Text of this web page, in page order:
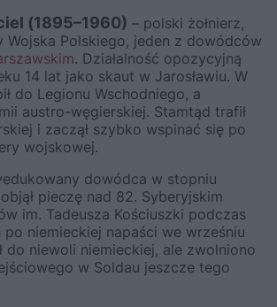
(1895–1960) – polski żołnierz,
Wojska Polskiego, jeden z dowódców
. Działalność opozycyjną
14 lat jako skaut w Jarosławiu. W
do Legionu Wschodniego, a
austro-węgierskiej. Stamtąd trafił
i zaczął szybko wspinać się po
wojskowej.
dowódca w stopniu
pieczę nad 82. Syberyjskim
im. Tadeusza Kościuszki podczas
niemieckiej napaści we wrześniu
do niewoli niemieckiej, ale zwolniono
w Soldau jeszcze tego